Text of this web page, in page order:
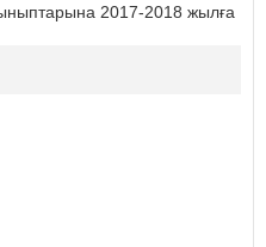
2017-2018 жылға